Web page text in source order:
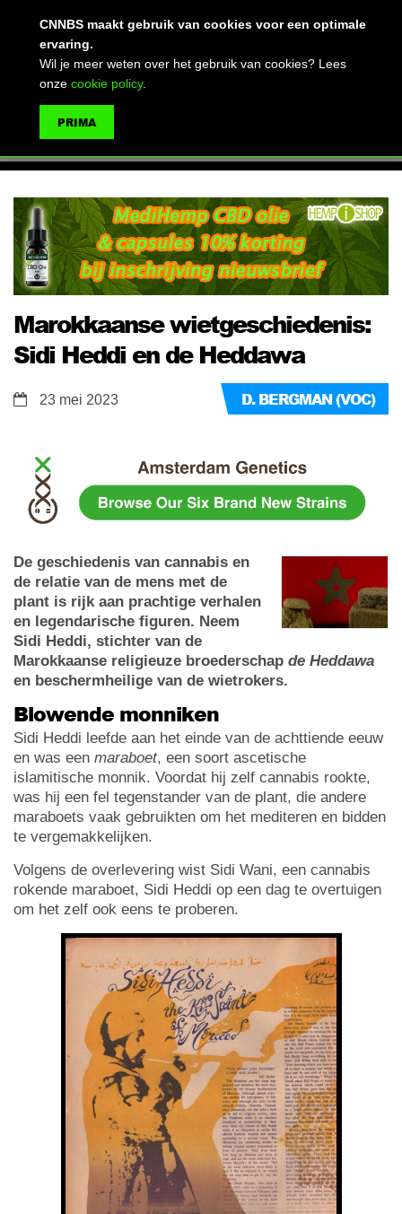
Marokkaanse wietgeschiedenis:
Sidi Heddi en de Heddawa
D. BERGMAN (VOC)
23 mei 2023
De geschiedenis van cannabis en
de relatie van de mens met de
plant is rijk aan prachtige verhalen
en legendarische figuren. Neem
Sidi Heddi, stichter van de
Marokkaanse religieuze broederschap de Heddawa
en beschermheilige van de wietrokers.
Blowende monniken
Sidi Heddi leefde aan het einde van de achttiende eeuw
en was een maraboet, een soort ascetische
islamitische monnik. Voordat hij zelf cannabis rookte,
was hij een fel tegenstander van de plant, die andere
maraboets vaak gebruikten om het mediteren en bidden
te vergemakkelijken.
Volgens de overlevering wist Sidi Wani, een cannabis
rokende maraboet, Sidi Heddi op een dag te overtuigen
om het zelf ook eens te proberen.
CNNBS maakt gebruik van cookies voor een optimale
ervaring.
Wil je meer weten over het gebruik van cookies? Lees
onze cookie policy.
PRIMA